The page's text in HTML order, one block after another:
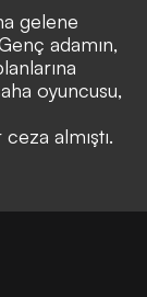
gelene
adamın,
oyuncusu,
almıştı.